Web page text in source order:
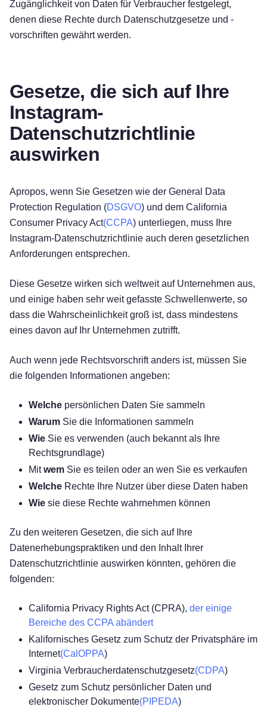
Zugänglichkeit von Daten für Verbraucher festgelegt,
denen diese Rechte durch Datenschutzgesetze und -
vorschriften gewährt werden.
Gesetze, die sich auf Ihre
Instagram-
Datenschutzrichtlinie
auswirken
Apropos, wenn Sie Gesetzen wie der General Data
Protection Regulation (DSGVO) und dem California
Consumer Privacy Act(CCPA) unterliegen, muss Ihre
Instagram-Datenschutzrichtlinie auch deren gesetzlichen
Anforderungen entsprechen.
Diese Gesetze wirken sich weltweit auf Unternehmen aus,
und einige haben sehr weit gefasste Schwellenwerte, so
dass die Wahrscheinlichkeit groß ist, dass mindestens
eines davon auf Ihr Unternehmen zutrifft.
Auch wenn jede Rechtsvorschrift anders ist, müssen Sie
die folgenden Informationen angeben:
Welche persönlichen Daten Sie sammeln
Warum Sie die Informationen sammeln
Wie Sie es verwenden (auch bekannt als Ihre
Rechtsgrundlage)
Mitwem Sie es teilen oder an wen Sie es verkaufen
Welche Rechte Ihre Nutzer über diese Daten haben
Wie sie diese Rechte wahrnehmen können
Zu den weiteren Gesetzen, die sich auf Ihre
Datenerhebungspraktiken und den Inhalt Ihrer
Datenschutzrichtlinie auswirken könnten, gehören die
folgenden:
California Privacy Rights Act (CPRA), der einige
Bereiche des CCPA abändert
Kalifornisches Gesetz zum Schutz der Privatsphäre im
Internet(CalOPPA)
Virginia Verbraucherdatenschutzgesetz(CDPA)
Gesetz zum Schutz persönlicher Daten und
elektronischer Dokumente(PIPEDA)